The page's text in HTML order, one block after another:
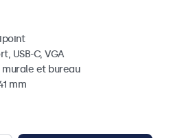
USB-C, VGA
et bureau
mm